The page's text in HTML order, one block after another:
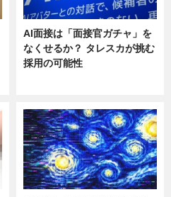
AI面接は「面接官ガチャ」を
なくせるか？ タレスカが挑む
採用の可能性